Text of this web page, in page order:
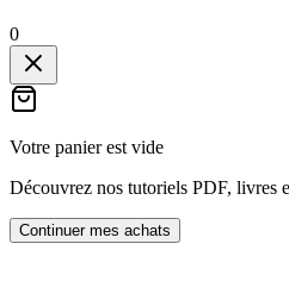
0
Votre panier est vide
Découvrez nos tutoriels PDF, livres
Continuer mes achats